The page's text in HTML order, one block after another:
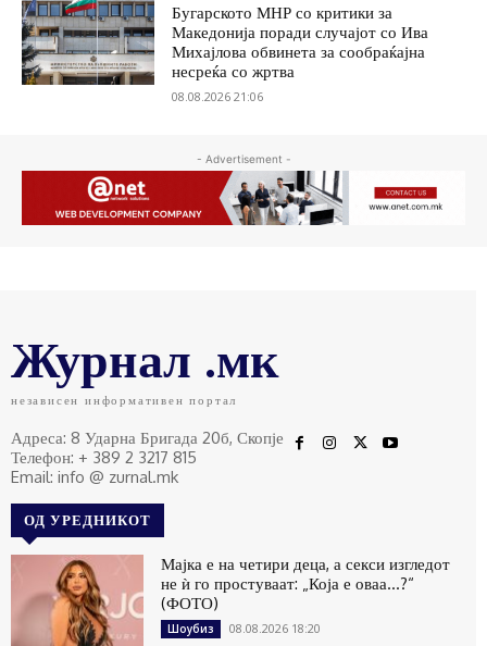
Бугарското МНР со критики за
Македонија поради случајот со Ива
Михајлова обвинета за сообраќајна
несреќа со жртва
08.08.2026 21:06
- Advertisement -
Журнал .мк
независен информативен портал
Адреса: 8 Ударна Бригада 20б, Скопје
Телефон: + 389 2 3217 815
Email: info @ zurnal.mk
ОД УРЕДНИКОТ
Мајка е на четири деца, а секси изгледот
не ѝ го простуваат: „Која е оваа…?“
(ФОТО)
Шоубиз 08.08.2026 18:20